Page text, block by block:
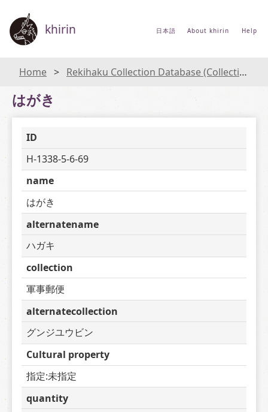
khirin 日本語 About khirin Help
Home Rekihaku Collection Database (Collections Database of the National Museum of Japanese History)
はがき
ID
H-1338-5-6-69
name
はがき
alternatename
ハガキ
collection
軍事郵便
alternatecollection
グンジユウビン
Cultural property
指定:未指定
quantity